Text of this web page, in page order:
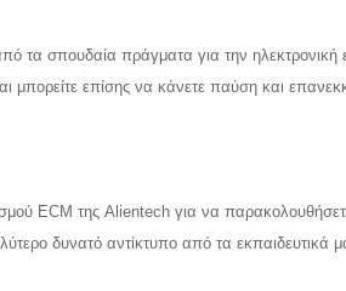
σπουδαία πράγματα για την ηλεκτρονική
επίσης να κάνετε παύση και
ECM της Alientech για να
δυνατό αντίκτυπο από τα